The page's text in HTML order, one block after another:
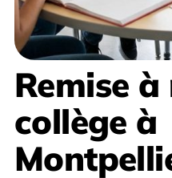
Remise
collège à